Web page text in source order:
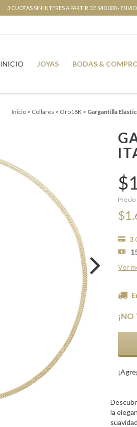
3 CUOTAS SIN INTERES A PARTIR DE $40.000 -
INICIO JOYAS BODAS &
Inicio > Collares > Oro18K > Gargantilla
Precio
3
Ver
¡NO
la